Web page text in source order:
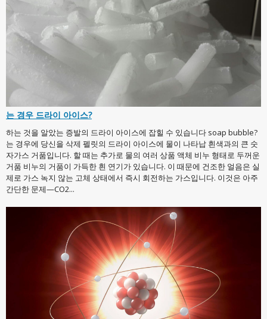
는 경우 드라이 아이스?
하는 것을 알았는 증발의 드라이 아이스에 잡힐 수 있습니다 soap bubble?
는 경우에 당신을 삭제 펠릿의 드라이 아이스에 물이 나타납 흰색과의 큰 숫
자가스 거품입니다. 할 때는 추가로 물의 여러 상품 액체 비누 형태로 두꺼운
거품 비누의 거품이 가득한 흰 연기가 있습니다. 이 때문에 건조한 얼음은 실
제로 가스 녹지 않는 고체 상태에서 즉시 회전하는 가스입니다. 이것은 아주
간단한 문제—CO2...